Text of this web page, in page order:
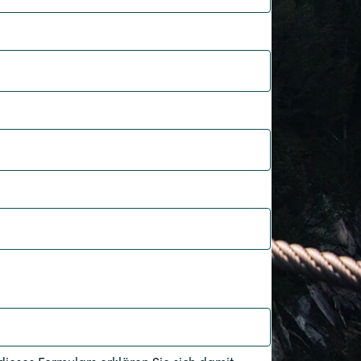
Hungary
Indonesia
Portugal
Spain